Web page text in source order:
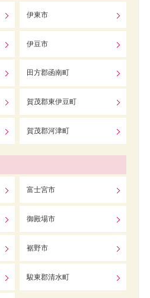
伊東市
伊豆市
田方郡函南町
賀茂郡東伊豆町
賀茂郡河津町
富士宮市
御殿場市
裾野市
駿東郡清水町